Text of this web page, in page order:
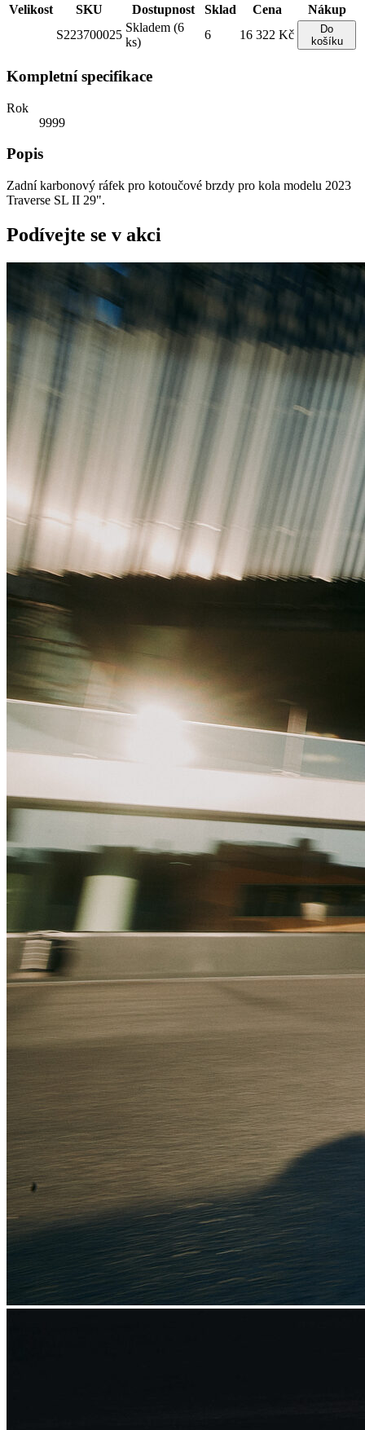
Velikost SKU Dostupnost Sklad Cena
Nákup
S223700025
Skladem (6
ks)
6 16 322 Kč
Do
košíku
Kompletní specifikace
Rok
9999
Popis
Zadní karbonový ráfek pro kotoučové brzdy pro kola modelu 2023
Traverse SL II 29".
Podívejte se v akci